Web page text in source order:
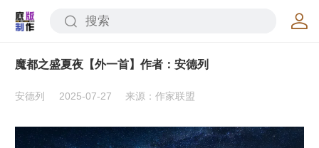
魔都之盛夏夜【外一首】作者：安德列
安德列 2025-07-27 来源：作家联盟